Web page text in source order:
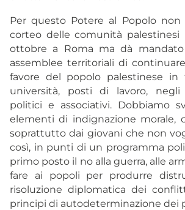
Per questo Potere al Popolo non
corteo delle comunità palestinesi
ottobre a Roma ma dà
assemblee territoriali di
favore del popolo palestinese
università, posti di lavoro, negli
politici e associativi. Dobbiamo
elementi di indignazione morale,
soprattutto dai giovani che non
così, in punti di un programma
primo posto il no alla guerra, alle
fare ai popoli per produrre
risoluzione diplomatica dei
principi di autodeterminazione dei